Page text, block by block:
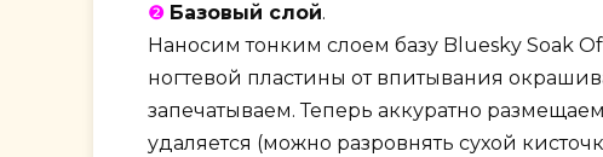
❷ Базовый слой.
Наносим тонким слоем базу Bluesky Soak
ногтевой пластины от впитывания
запечатываем. Теперь аккуратно
удаляется (можно разровнять сухой